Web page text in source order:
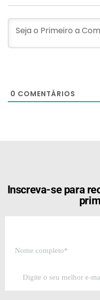
0 COMENTÁRIOS
Inscreva-se para